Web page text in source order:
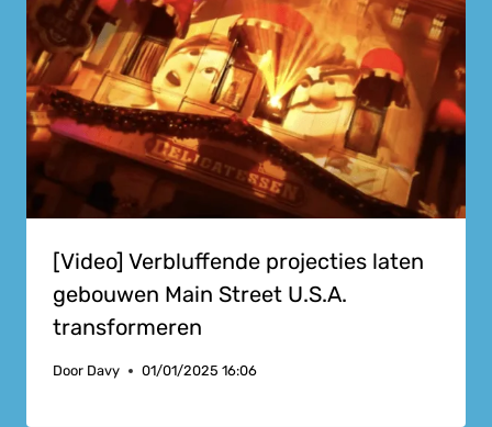
[Video] Verbluffende projecties laten
gebouwen Main Street U.S.A.
transformeren
Door Davy 01/01/2025 16:06